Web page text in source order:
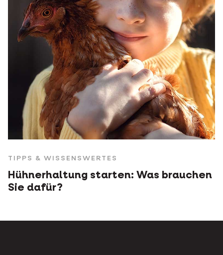
TIPPS & WISSENSWERTES
Hühnerhaltung starten: Was brauchen
Sie dafür?